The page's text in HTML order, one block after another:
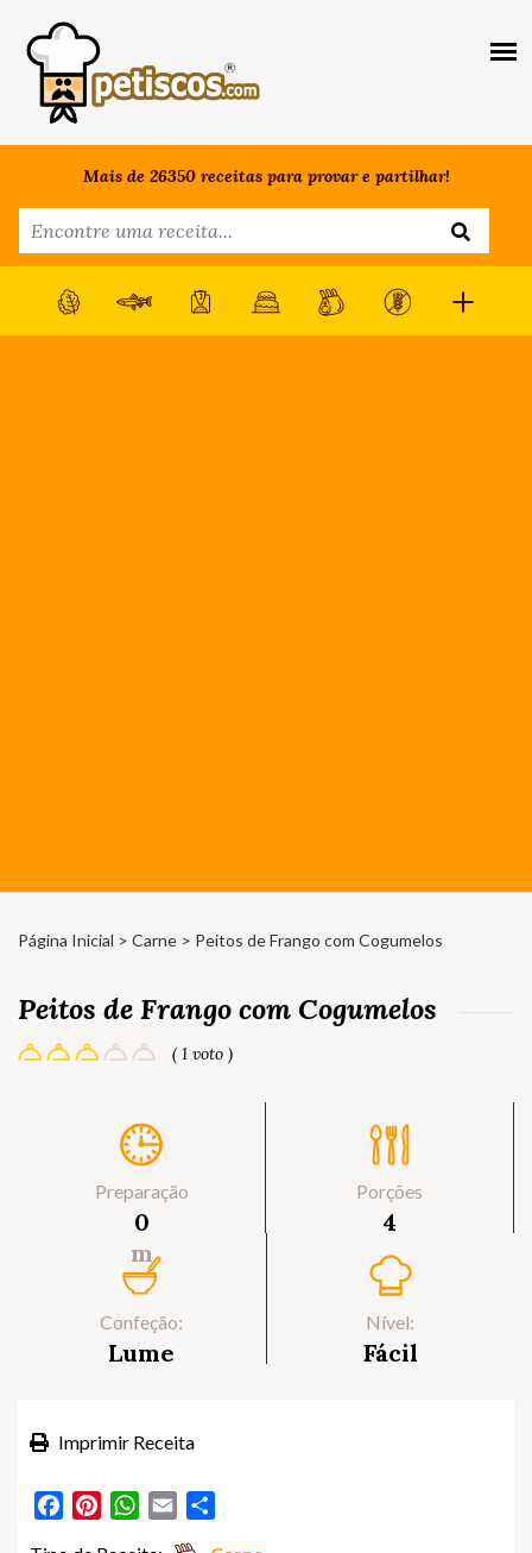
Mais de 26350 receitas para provar e partilhar!
Página Inicial > Carne > Peitos de Frango com Cogumelos
Peitos de Frango com Cogumelos
( 1 voto )
Preparação
0
m
Porções
4
Confeção:
Lume
Nível:
Fácil
Imprimir Receita
FacebookPinterestWhatsApp
Email